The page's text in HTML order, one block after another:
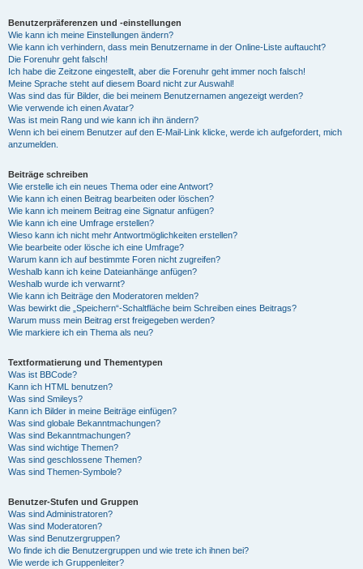
Benutzerpräferenzen und -einstellungen
Wie kann ich meine Einstellungen ändern?
Wie kann ich verhindern, dass mein Benutzername in der Online-Liste auftaucht?
Die Forenuhr geht falsch!
Ich habe die Zeitzone eingestellt, aber die Forenuhr geht immer noch falsch!
Meine Sprache steht auf diesem Board nicht zur Auswahl!
Was sind das für Bilder, die bei meinem Benutzernamen angezeigt werden?
Wie verwende ich einen Avatar?
Was ist mein Rang und wie kann ich ihn ändern?
Wenn ich bei einem Benutzer auf den E-Mail-Link klicke, werde ich aufgefordert, mich
anzumelden.
Beiträge schreiben
Wie erstelle ich ein neues Thema oder eine Antwort?
Wie kann ich einen Beitrag bearbeiten oder löschen?
Wie kann ich meinem Beitrag eine Signatur anfügen?
Wie kann ich eine Umfrage erstellen?
Wieso kann ich nicht mehr Antwortmöglichkeiten erstellen?
Wie bearbeite oder lösche ich eine Umfrage?
Warum kann ich auf bestimmte Foren nicht zugreifen?
Weshalb kann ich keine Dateianhänge anfügen?
Weshalb wurde ich verwarnt?
Wie kann ich Beiträge den Moderatoren melden?
Was bewirkt die „Speichern“-Schaltfläche beim Schreiben eines Beitrags?
Warum muss mein Beitrag erst freigegeben werden?
Wie markiere ich ein Thema als neu?
Textformatierung und Thementypen
Was ist BBCode?
Kann ich HTML benutzen?
Was sind Smileys?
Kann ich Bilder in meine Beiträge einfügen?
Was sind globale Bekanntmachungen?
Was sind Bekanntmachungen?
Was sind wichtige Themen?
Was sind geschlossene Themen?
Was sind Themen-Symbole?
Benutzer-Stufen und Gruppen
Was sind Administratoren?
Was sind Moderatoren?
Was sind Benutzergruppen?
Wo finde ich die Benutzergruppen und wie trete ich ihnen bei?
Wie werde ich Gruppenleiter?